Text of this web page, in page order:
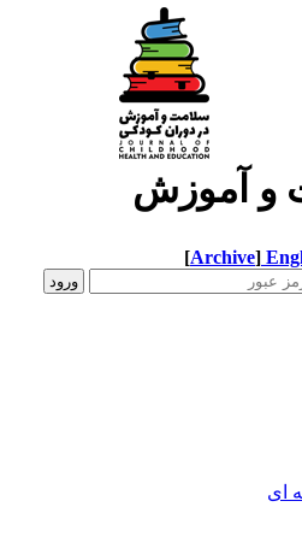
و آموزش
[Archive]